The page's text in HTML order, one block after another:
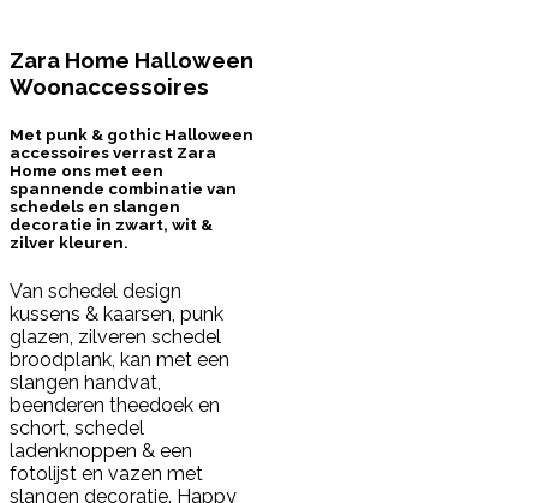
Zara Home Halloween
Woonaccessoires
Met punk & gothic Halloween
accessoires verrast Zara
Home ons met een
spannende combinatie van
schedels en slangen
decoratie in zwart, wit &
zilver kleuren.
Van schedel design
kussens & kaarsen, punk
glazen, zilveren schedel
broodplank, kan met een
slangen handvat,
beenderen theedoek en
schort, schedel
ladenknoppen & een
fotolijst en vazen met
slangen decoratie. Happy